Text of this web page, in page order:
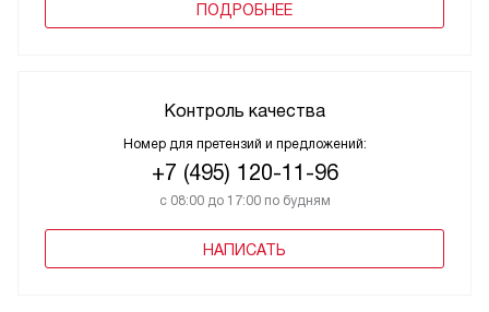
ПОДРОБНЕЕ
Контроль качества
Номер для претензий и предложений:
+7 (495) 120-11-96
с 08:00 до 17:00 по будням
НАПИСАТЬ